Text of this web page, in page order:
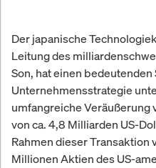
Der japanische
Leitung des
Son, hat einen
Unternehmensstrategie
umfangreiche
von ca. 4,8 Milliarden US-
Rahmen dieser Transaktion
Millionen Aktien des US-